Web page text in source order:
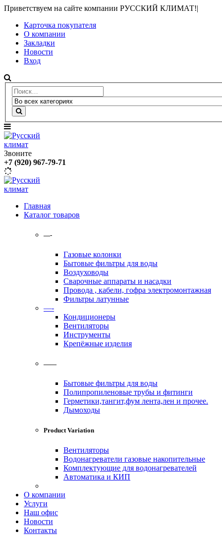
Приветствуем на сайте компании РУССКИЙ КЛИМАТ!|
Карточка покупателя
О компании
Закладки
Новости
Вход
Звоните
+7 (920) 967-79-71
Главная
Каталог товаров
—-
Газовые колонки
Бытовые фильтры для воды
Воздуховоды
Сварочные аппараты и насадки
Провода , кабели, гофра электромонтажная
Фильтры латунные
—-
Кондиционеры
Вентиляторы
Инструменты
Крепёжные изделия
——
Бытовые фильтры для воды
Полипропиленовые трубы и фитинги
Герметики,тангит,фум лента,лен и прочее.
Дымоходы
Product Variation
Вентиляторы
Водонагреватели газовые накопительные
Комплектующие для водонагревателей
Автоматика и КИП
О компании
Услуги
Наш офис
Новости
Контакты